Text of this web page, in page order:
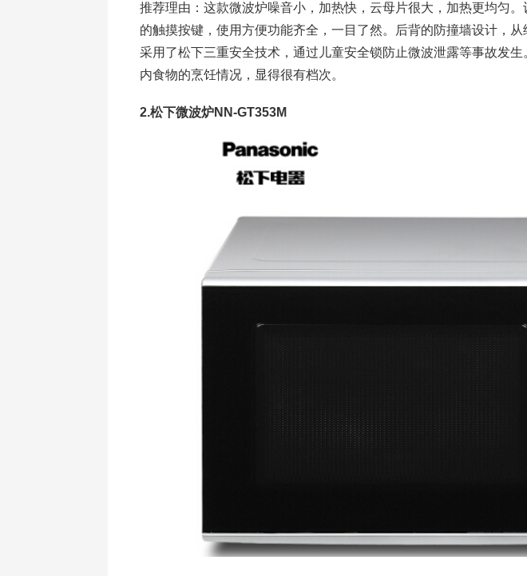
推荐理由：这款微波炉噪音小，加热快，云母片很大，加热更均匀
的触摸按键，使用方便功能齐全，一目了然。后背的防撞墙设计，
采用了松下三重安全技术，通过儿童安全锁防止微波泄露等事故发
内食物的烹饪情况，显得很有档次。
2.松下微波炉NN-GT353M